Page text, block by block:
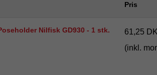
Pris
Nilfisk GD930 - 1 stk.
61,25
(inkl.